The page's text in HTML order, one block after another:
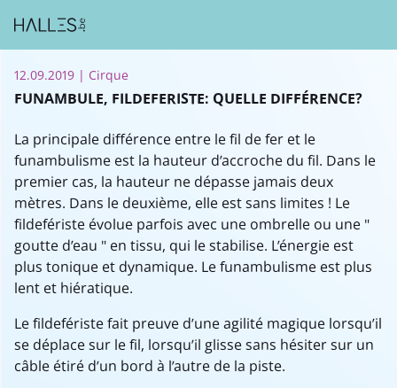
12.09.2019 | Cirque
FUNAMBULE, FILDEFERISTE: QUELLE DIFFÉRENCE?
La principale différence entre le fil de fer et le
funambulisme est la hauteur d’accroche du fil. Dans le
premier cas, la hauteur ne dépasse jamais deux
mètres. Dans le deuxième, elle est sans limites ! Le
fildefériste évolue parfois avec une ombrelle ou une "
goutte d’eau " en tissu, qui le stabilise. L’énergie est
plus tonique et dynamique. Le funambulisme est plus
lent et hiératique.
Le fildefériste fait preuve d’une agilité magique lorsqu’il
se déplace sur le fil, lorsqu’il glisse sans hésiter sur un
câble étiré d’un bord à l’autre de la piste.